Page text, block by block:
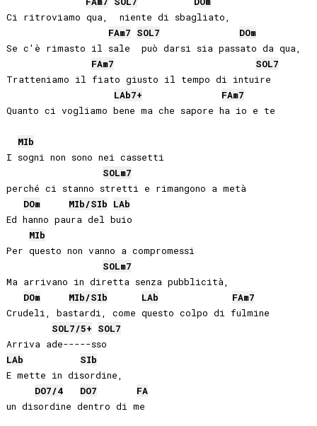
Ci ritroviamo qua,  niente di sbagliato,
FAm7 SOL7 DOm
Se c'è rimasto il sale  può darsi sia passato da qua,
FAm7 SOL7
Tratteniamo il fiato giusto il tempo di intuire
LAb7+ FAm7
Quanto ci vogliamo bene ma che sapore ha io e te
MIb
I sogni non sono nei cassetti
SOLm7
perché ci stanno stretti e rimangono a metà
DOm MIb/SIb LAb
Ed hanno paura del buio
MIb
Per questo non vanno a compromessi
SOLm7
Ma arrivano in diretta senza pubblicità,
DOm MIb/SIb LAb FAm7
Crudeli, bastardi, come questo colpo di fulmine
SOL7/5+ SOL7
LAb
SIb
E mette in disordine,
DO7/4 DO7
FA